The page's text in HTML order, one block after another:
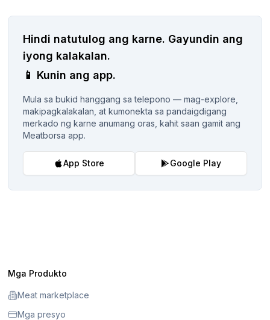
Hindi natutulog ang karne. Gayundin ang
iyong kalakalan.
📱 Kunin ang app.
Mula sa bukid hanggang sa telepono — mag-explore,
makipagkalakalan, at kumonekta sa pandaigdigang
merkado ng karne anumang oras, kahit saan gamit ang
Meatborsa app.
App Store Google Play
Mga Produkto
Meat marketplace
Mga presyo